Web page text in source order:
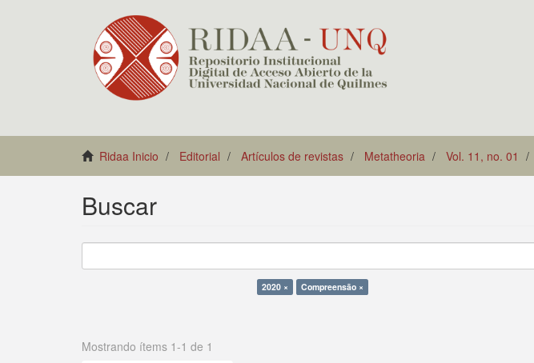
Ridaa Inicio Editorial Artículos de revistas Metatheoria Vol. 11, no. 01
Buscar
2020 × Compreensão ×
Mostrando ítems 1-1 de 1